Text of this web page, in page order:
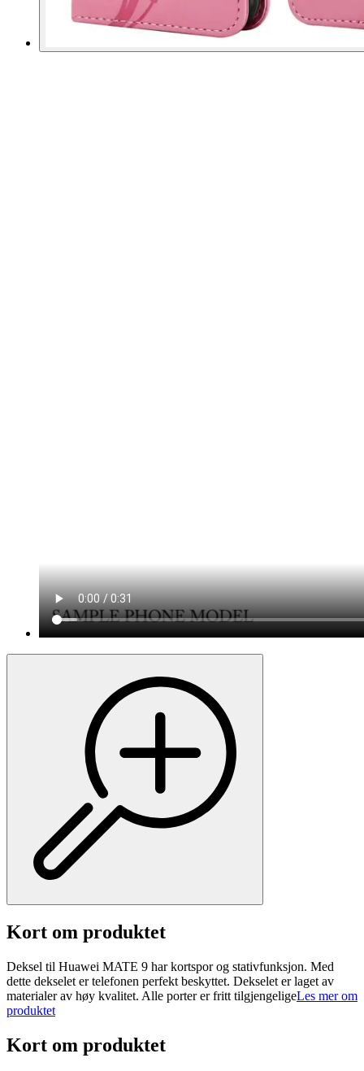
Kort om produktet
Deksel til Huawei MATE 9 har kortspor og stativfunksjon. Med
dette dekselet er telefonen perfekt beskyttet. Dekselet er laget av
materialer av høy kvalitet. Alle porter er fritt tilgjengeligeLes mer om
produktet
Kort om produktet